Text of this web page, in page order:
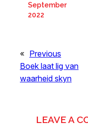
September
2022
« Previous
Boek laat lig van
waarheid skyn
LEAVE A